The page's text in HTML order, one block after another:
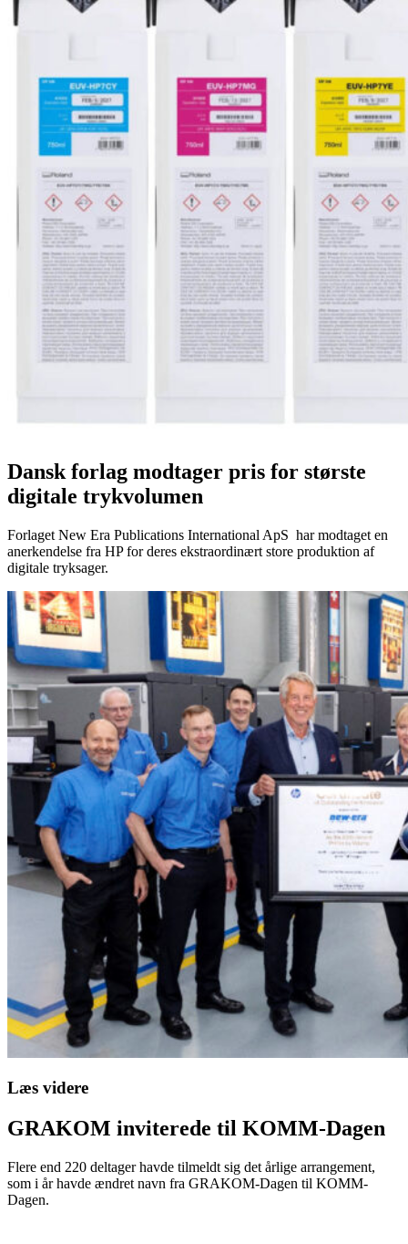
Dansk forlag modtager pris for største
digitale trykvolumen
Forlaget New Era Publications International ApS har modtaget en
anerkendelse fra HP for deres ekstraordinært store produktion af
digitale tryksager.
Læs videre
GRAKOM inviterede til KOMM-Dagen
Flere end 220 deltager havde tilmeldt sig det årlige arrangement,
som i år havde ændret navn fra GRAKOM-Dagen til KOMM-
Dagen.